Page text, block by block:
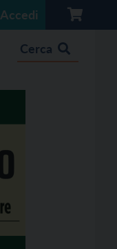
Accedi
Cerca